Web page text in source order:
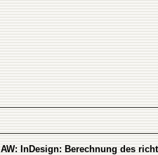
AW: InDesign: Berechnung des